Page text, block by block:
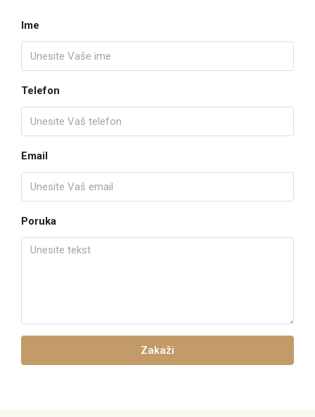
Ime
Telefon
Email
Poruka
Zakaži